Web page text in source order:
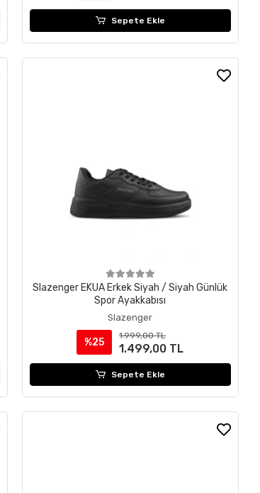
Sepete Ekle
Slazenger EKUA Erkek Siyah / Siyah Günlük
Spor Ayakkabısı
Slazenger
%25
1.999,00 TL
1.499,00 TL
Sepete Ekle